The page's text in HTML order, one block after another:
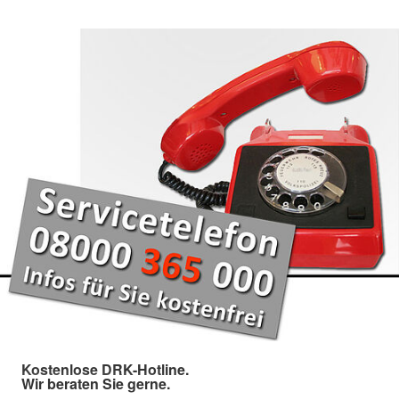
Kostenlose DRK-Hotline.
Wir beraten Sie gerne.